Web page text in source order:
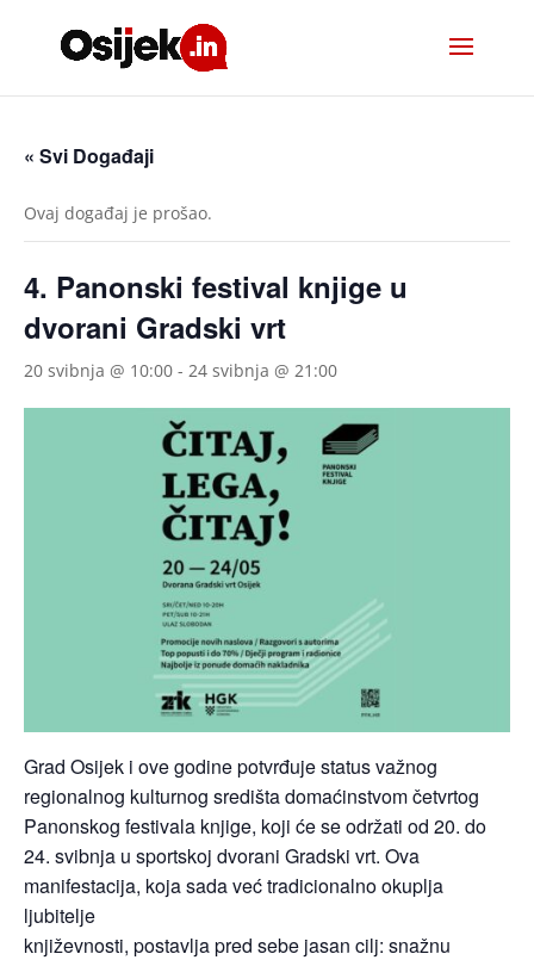
« Svi Događaji
Ovaj događaj je prošao.
4. Panonski festival knjige u
dvorani Gradski vrt
20 svibnja @ 10:00 - 24 svibnja @ 21:00
Grad Osijek i ove godine potvrđuje status važnog
regionalnog kulturnog središta domaćinstvom četvrtog
Panonskog festivala knjige, koji će se održati od 20. do
24. svibnja u sportskoj dvorani Gradski vrt. Ova
manifestacija, koja sada već tradicionalno okuplja
ljubitelje
književnosti, postavlja pred sebe jasan cilj: snažnu